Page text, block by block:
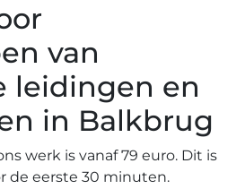
van
leidingen en
in Balkbrug
werk is vanaf 79 euro. Dit is
de eerste 30 minuten.